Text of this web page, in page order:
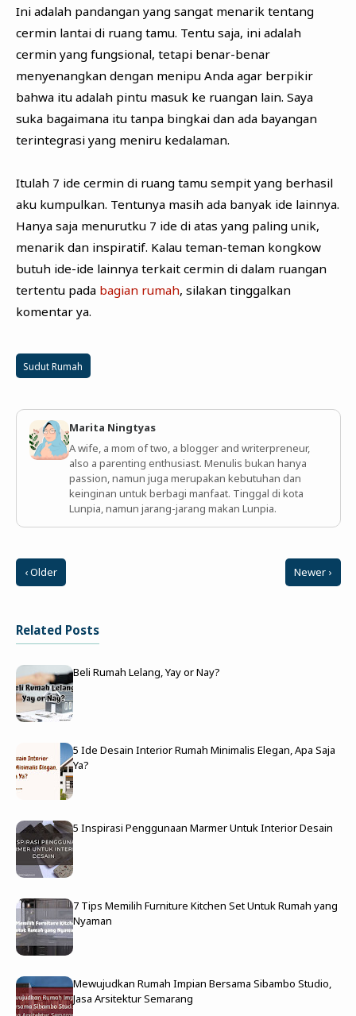
Ini adalah pandangan yang sangat menarik tentang
cermin lantai di ruang tamu. Tentu saja, ini adalah
cermin yang fungsional, tetapi benar-benar
menyenangkan dengan menipu Anda agar berpikir
bahwa itu adalah pintu masuk ke ruangan lain. Saya
suka bagaimana itu tanpa bingkai dan ada bayangan
terintegrasi yang meniru kedalaman.
Itulah 7 ide cermin di ruang tamu sempit yang berhasil
aku kumpulkan. Tentunya masih ada banyak ide lainnya.
Hanya saja menurutku 7 ide di atas yang paling unik,
menarik dan inspiratif. Kalau teman-teman kongkow
butuh ide-ide lainnya terkait cermin di dalam ruangan
tertentu pada bagian rumah, silakan tinggalkan
komentar ya.
Sudut Rumah
Marita Ningtyas
A wife, a mom of two, a blogger and writerpreneur,
also a parenting enthusiast. Menulis bukan hanya
passion, namun juga merupakan kebutuhan dan
keinginan untuk berbagi manfaat. Tinggal di kota
Lunpia, namun jarang-jarang makan Lunpia.
‹ Older Newer ›
Related Posts
Beli Rumah Lelang, Yay or Nay?
5 Ide Desain Interior Rumah Minimalis Elegan, Apa Saja
Ya?
5 Inspirasi Penggunaan Marmer Untuk Interior Desain
7 Tips Memilih Furniture Kitchen Set Untuk Rumah yang
Nyaman
Mewujudkan Rumah Impian Bersama Sibambo Studio,
Jasa Arsitektur Semarang